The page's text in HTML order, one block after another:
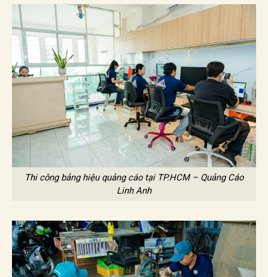
Thi công bảng hiệu quảng cáo tại TP.HCM – Quảng Cáo
Linh Anh